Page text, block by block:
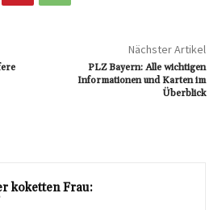
Nächster Artikel
PLZ Bayern: Alle wichtigen
Informationen und Karten im
Überblick
koketten Frau: